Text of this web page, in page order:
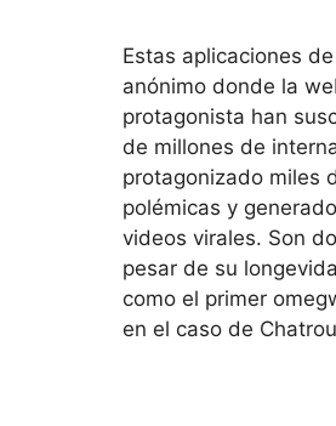
Estas aplicaciones
anónimo donde la
protagonista han
de millones de
protagonizado miles
polémicas y
videos virales. Son
pesar de su
como el primer
en el caso de